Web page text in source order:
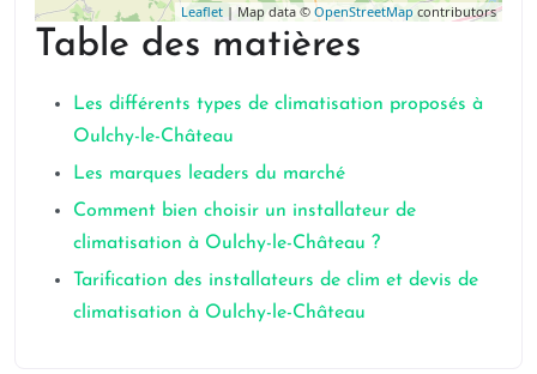
Leaflet | Map data © OpenStreetMap contributors
Table des matières
Les différents types de climatisation proposés à
Oulchy-le-Château
Les marques leaders du marché
Comment bien choisir un installateur de
climatisation à Oulchy-le-Château ?
Tarification des installateurs de clim et devis de
climatisation à Oulchy-le-Château